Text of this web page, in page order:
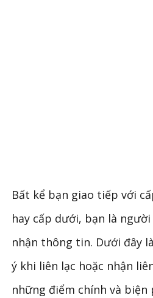
Bất kể bạn giao tiếp với
hay cấp dưới, bạn là
nhận thông tin. Dưới đây
ý khi liên lạc hoặc nhận
những điểm chính và biện